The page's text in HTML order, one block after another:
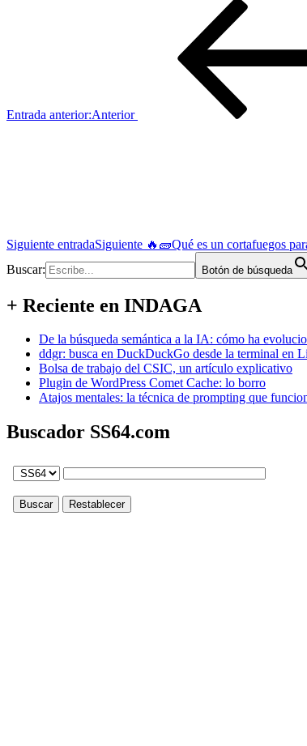
Entrada anterior:Anterior
Siguiente entradaSiguiente 🔥🧱Qué es un cortafuegos
Buscar:
Botón de búsqueda
+ Reciente en INDAGA
De la búsqueda semántica a la IA: cómo ha
ddgr: busca en DuckDuckGo desde la terminal en
Bolsa de trabajo del CSIC, un artículo explicativo
Plugin de WordPress Comet Cache: lo borro
Atajos mentales: la técnica de prompting que
Buscador SS64.com